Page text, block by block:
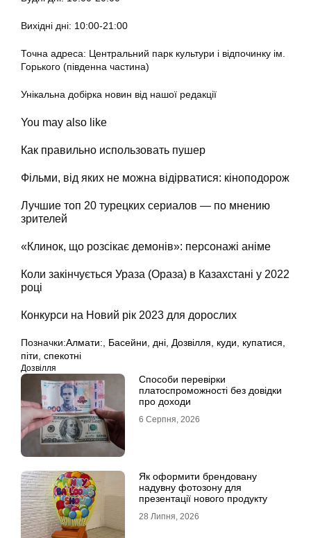
Вихідні дні: 10:00-21:00
Точна адреса: Центральний парк культури і відпочинку ім.
Горького (південна частина)
Унікальна добірка новин від нашої редакції
You may also like
Как правильно использовать пушер
Фільми, від яких не можна відірватися: кіноподорож
Лучшие топ 20 турецких сериалов — по мнению
зрителей
«Клинок, що розсікає демонів»: персонажі аніме
Коли закінчується Ураза (Ораза) в Казахстані у 2022
році
Конкурси на Новий рік 2023 для дорослих
Позначки:Алмати: Басейни дні Дозвілля куди купатися
піти спекотні
Дозвілля
Способи перевірки
платоспроможності без довідки
про доходи
6 Серпня, 2026
Як оформити брендовану
надувну фотозону для
презентації нового продукту
28 Липня, 2026